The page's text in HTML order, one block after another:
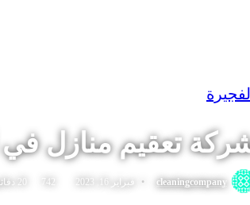
تعقيم منازل في
cleaningcompany فبراير 16, 2023 20 دقائق